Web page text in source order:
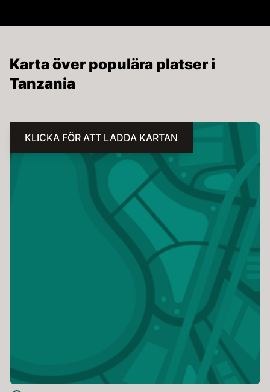
Karta över populära platser i
Tanzania
KLICKA FÖR ATT LADDA KARTAN